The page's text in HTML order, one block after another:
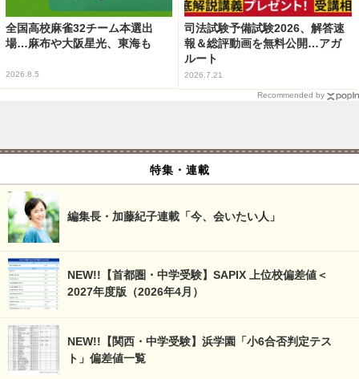
全国高校麻雀32チーム本選出
場…麻布や大阪星光、東海も
2026.8.5
司法試験予備試験2026、解答速
報＆総評動画を無料公開…アガ
ルート
2026.7.21
Recommended by
特集・連載
編集長・加藤紀子連載「今、会いたい人」
NEW!!【首都圏・中学受験】SAPIX 上位校偏差値＜
2027年度版（2026年4月）
NEW!!【関西・中学受験】浜学園「小6合否判定テス
ト」偏差値一覧